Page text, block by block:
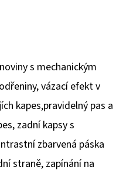
s mechanickým
vázací efekt v
kapes,pravidelný pas a
zadní kapsy s
zbarvená páska
straně, zapínání na